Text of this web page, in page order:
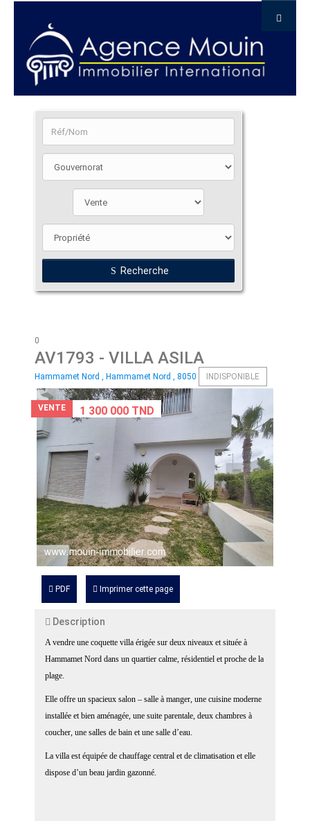
Recherche
0
AV1793 - VILLA ASILA
Hammamet Nord , Hammamet Nord , 8050 INDISPONIBLE
VENTE 1 300 000 TND
PDF Imprimer cette page
Description
A vendre une coquette villa érigée sur deux niveaux et située à
Hammamet Nord dans un quartier calme, résidentiel et proche de la
plage.
Elle offre un spacieux salon – salle à manger, une cuisine moderne
installée et bien aménagée, une suite parentale, deux chambres à
coucher, une salles de bain et une salle d’eau.
La villa est équipée de chauffage central et de climatisation et elle
dispose d’un beau jardin gazonné.